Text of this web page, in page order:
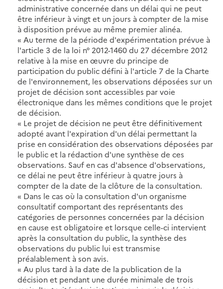
administrative concernée dans un délai qui ne peut
être inférieur à vingt et un jours à compter de la mise
à disposition prévue au même premier alinéa.
« Au terme de la période d'expérimentation prévue à
l'article 3 de la loi n° 2012-1460 du 27 décembre 2012
relative à la mise en œuvre du principe de
participation du public défini à l'article 7 de la Charte
de l'environnement, les observations déposées sur un
projet de décision sont accessibles par voie
électronique dans les mêmes conditions que le projet
de décision.
« Le projet de décision ne peut être définitivement
adopté avant l'expiration d'un délai permettant la
prise en considération des observations déposées par
le public et la rédaction d'une synthèse de ces
observations. Sauf en cas d'absence d'observations,
ce délai ne peut être inférieur à quatre jours à
compter de la date de la clôture de la consultation.
« Dans le cas où la consultation d'un organisme
consultatif comportant des représentants des
catégories de personnes concernées par la décision
en cause est obligatoire et lorsque celle-ci intervient
après la consultation du public, la synthèse des
observations du public lui est transmise
préalablement à son avis.
« Au plus tard à la date de la publication de la
décision et pendant une durée minimale de trois